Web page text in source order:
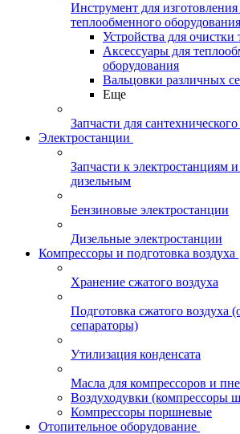
Инструмент для
теплообменного оборудования
Устройства для очистки
Аксессуары для
оборудования
Вальцовки различных
Еще
Запчасти для
Электростанции
Запчасти к электростанциям
дизельным
Бензиновые электростанции
Дизельные электростанции
Компрессоры и подготовка воздуха
Хранение сжатого воздуха
Подготовка сжатого воздуха
сепараторы)
Утилизация конденсата
Масла для компрессоров и
Воздуходувки (компрессоры
Компрессоры поршневые
Отопительное оборудование